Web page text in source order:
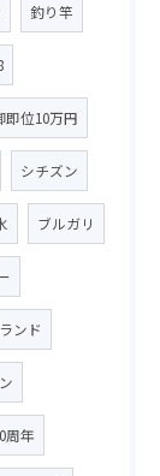
釣り竿
即位10万円
シチズン
ブルガリ
ンド
周年